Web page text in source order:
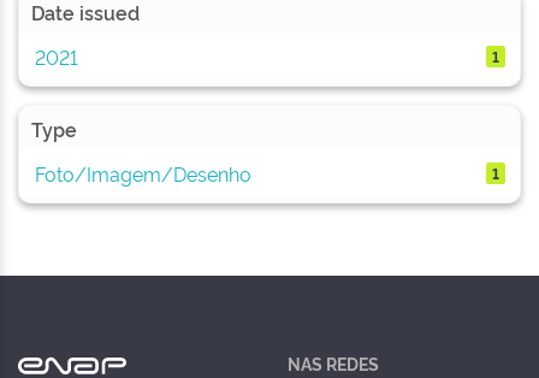
Date issued
2021
1
Type
Foto/Imagem/Desenho
1
NAS REDES